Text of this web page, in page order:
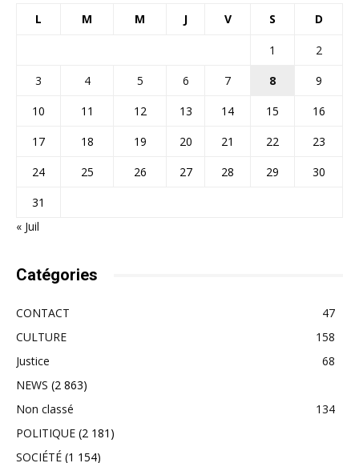
L M M J V S D
1
2
3
4 5 6 7 8
9
10
11 12 13 14 15
16
17
18 19 20 21 22
23
24
25 26 27 28 29
30
31
« Juil
Catégories
CONTACT
47
CULTURE
158
Justice
68
NEWS (2 863)
Non classé
134
POLITIQUE (2 181)
SOCIÉTÉ (1 154)